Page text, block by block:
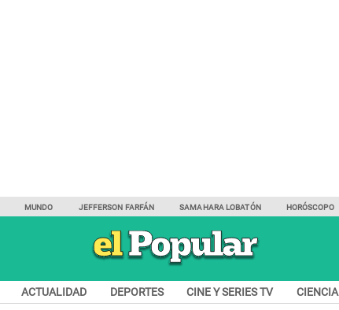
MUNDO JEFFERSON FARFÁN SAMAHARA LOBATÓN HORÓSCOPO
ACTUALIDAD DEPORTES CINE Y SERIES TV CIENCIA